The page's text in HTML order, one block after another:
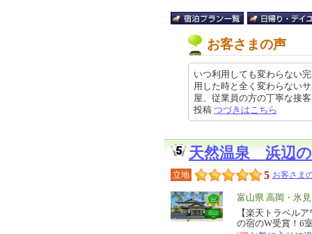
お客さまの声
いつ利用しても変わらない
用した時と全く変わらない
屋、従業員の方の丁寧な接
投稿 つづきはこちら
天然温泉 浜辺
立地 5 お客さま
エ
リ
ア
富山県 高岡・氷
特
徴
【楽天トラベル
の宿のW受賞！6